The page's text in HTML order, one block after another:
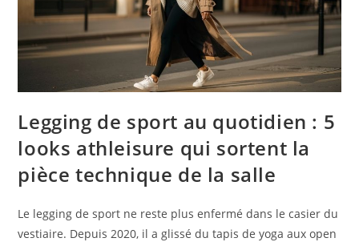
Legging de sport au quotidien : 5
looks athleisure qui sortent la
pièce technique de la salle
Le legging de sport ne reste plus enfermé dans le casier du
vestiaire. Depuis 2020, il a glissé du tapis de yoga aux open